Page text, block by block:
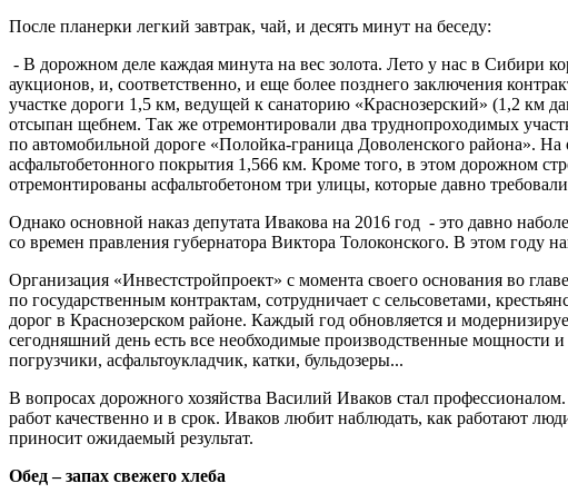
После планерки легкий завтрак, чай, и десять минут на беседу:
- В дорожном деле каждая минута на вес золота. Лето у нас в Сибири
аукционов, и, соответственно, и еще более позднего заключения
участке дороги 1,5 км, ведущей к санаторию «Краснозерский» (1,2 км
отсыпан щебнем. Так же отремонтировали два труднопроходимых
по автомобильной дороге «Полойка-граница Доволенского района».
асфальтобетонного покрытия 1,566 км. Кроме того, в этом дорожном
отремонтированы асфальтобетоном три улицы, которые давно
Однако основной наказ депутата Ивакова на 2016 год - это давно
со времен правления губернатора Виктора Толоконского. В этом году
Организация «Инвестстройпроект» с момента своего основания во
по государственным контрактам, сотрудничает с сельсоветами,
дорог в Краснозерском районе. Каждый год обновляется и
сегодняшний день есть все необходимые производственные мощности
погрузчики, асфальтоукладчик, катки, бульдозеры...
В вопросах дорожного хозяйства Василий Иваков стал
работ качественно и в срок. Иваков любит наблюдать, как работают
приносит ожидаемый результат.
Обед – запах свежего хлеба